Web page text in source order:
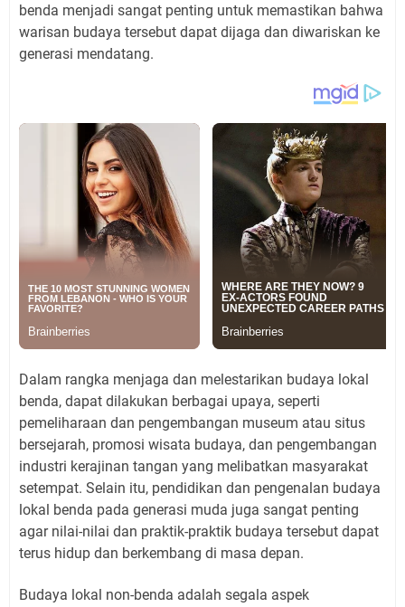
benda menjadi sangat penting untuk memastikan bahwa
warisan budaya tersebut dapat dijaga dan diwariskan ke
generasi mendatang.
Dalam rangka menjaga dan melestarikan budaya lokal
benda, dapat dilakukan berbagai upaya, seperti
pemeliharaan dan pengembangan museum atau situs
bersejarah, promosi wisata budaya, dan pengembangan
industri kerajinan tangan yang melibatkan masyarakat
setempat. Selain itu, pendidikan dan pengenalan budaya
lokal benda pada generasi muda juga sangat penting
agar nilai-nilai dan praktik-praktik budaya tersebut dapat
terus hidup dan berkembang di masa depan.
Budaya lokal non-benda adalah segala aspek